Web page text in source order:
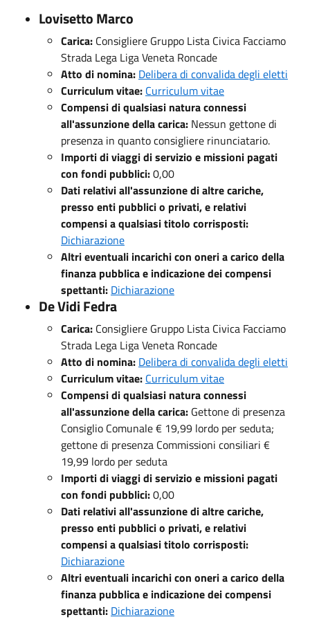
Lovisetto Marco
Carica: Consigliere Gruppo Lista Civica Facciamo
Strada Lega Liga Veneta Roncade
Atto di nomina: Delibera di convalida degli eletti
Curriculum vitae: Curriculum vitae
Compensi di qualsiasi natura connessi
all'assunzione della carica: Nessun gettone di
presenza in quanto consigliere rinunciatario.
Importi di viaggi di servizio e missioni pagati
con fondi pubblici:0,00
Dati relativi all'assunzione di altre cariche,
presso enti pubblici o privati, e relativi
compensi a qualsiasi titolo corrisposti:
Dichiarazione
Altri eventuali incarichi con oneri a carico della
finanza pubblica e indicazione dei compensi
spettanti: Dichiarazione
De Vidi Fedra
Carica: Consigliere Gruppo Lista Civica Facciamo
Strada Lega Liga Veneta Roncade
Atto di nomina: Delibera di convalida degli eletti
Curriculum vitae: Curriculum vitae
Compensi di qualsiasi natura connessi
all'assunzione della carica: Gettone di presenza
Consiglio Comunale € 19,99 lordo per seduta;
gettone di presenza Commissioni consiliari €
19,99 lordo per seduta
Importi di viaggi di servizio e missioni pagati
con fondi pubblici:0,00
Dati relativi all'assunzione di altre cariche,
presso enti pubblici o privati, e relativi
compensi a qualsiasi titolo corrisposti:
Dichiarazione
Altri eventuali incarichi con oneri a carico della
finanza pubblica e indicazione dei compensi
spettanti: Dichiarazione